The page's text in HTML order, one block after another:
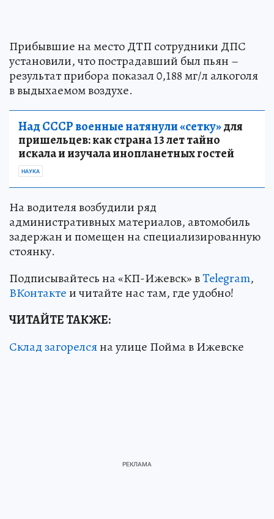
Прибывшие на место ДТП сотрудники ДПС
установили, что пострадавший был пьян –
результат прибора показал 0,188 мг/л алкоголя
в выдыхаемом воздухе.
Над СССР военные натянули «сетку»для
пришельцев: как страна 13 лет тайно
искала и изучала инопланетных гостей
НАУКА
На водителя возбудили ряд
административных материалов, автомобиль
задержан и помещен на специализированную
стоянку.
Подписывайтесь на «КП-Ижевск» вTelegram,
ВКонтактеи читайте нас там, где удобно!
ЧИТАЙТЕ ТАКЖЕ:
Склад загорелсяна улице Пойма в Ижевске